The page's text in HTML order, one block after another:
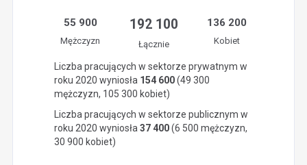
55 900
Mężczyzn
192 100
Łącznie
136 200
Kobiet
Liczba pracujących w sektorze prywatnym w
roku 2020 wyniosła 154 600(49 300
mężczyzn, 105 300 kobiet)
Liczba pracujących w sektorze publicznym w
roku 2020 wyniosła 37 400(6 500 mężczyzn,
30 900 kobiet)